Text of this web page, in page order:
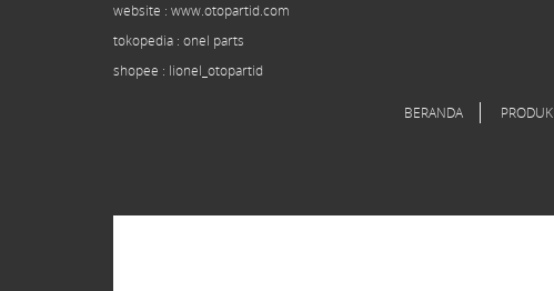
website : www.otopartid.com
tokopedia : onel parts
shopee : lionel_otopartid
BERANDA PRODUK